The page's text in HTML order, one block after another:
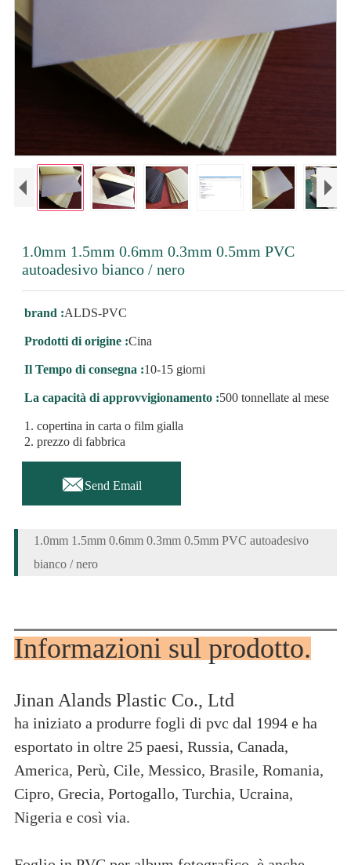
1.0mm 1.5mm 0.6mm 0.3mm 0.5mm PVC
autoadesivo bianco / nero
brand :ALDS-PVC
Prodotti di origine :Cina
Il Tempo di consegna :10-15 giorni
La capacità di approvvigionamento :500 tonnellate al mese
1. copertina in carta o film gialla
2. prezzo di fabbrica
Send Email
1.0mm 1.5mm 0.6mm 0.3mm 0.5mm PVC autoadesivo
bianco / nero
Informazioni sul prodotto.
Jinan Alands Plastic Co., Ltd
ha iniziato a produrre fogli di pvc dal 1994 e ha
esportato in oltre 25 paesi, Russia, Canada,
America, Perù, Cile, Messico, Brasile, Romania,
Cipro, Grecia, Portogallo, Turchia, Ucraina,
Nigeria e così via.